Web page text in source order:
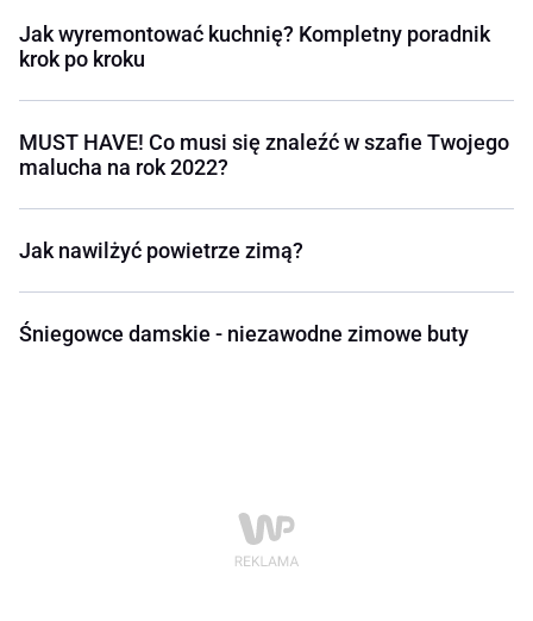
Jak wyremontować kuchnię? Kompletny poradnik
krok po kroku
MUST HAVE! Co musi się znaleźć w szafie Twojego
malucha na rok 2022?
Jak nawilżyć powietrze zimą?
Śniegowce damskie - niezawodne zimowe buty